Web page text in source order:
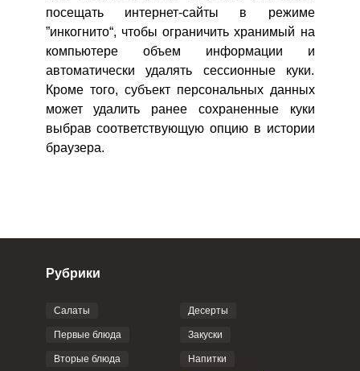
посещать интернет-сайты в режиме
”инкогнито“, чтобы ограничить хранимый на
компьютере объем информации и
автоматически удалять сессионные куки.
Кроме того, субъект персональных данных
может удалить ранее сохраненные куки
выбрав соответствующую опцию в истории
браузера.
Рубрики
Салаты
Первые блюда
Вторые блюда
Десерты
Закуски
Напитки